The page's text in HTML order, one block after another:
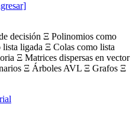
decisión Ξ Polinomios como
ligada Ξ Colas como lista
Ξ Matrices dispersas en vector
Ξ Árboles AVL Ξ Grafos Ξ